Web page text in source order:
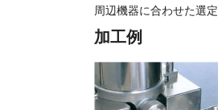
周辺機器に合わせた選定
加工例